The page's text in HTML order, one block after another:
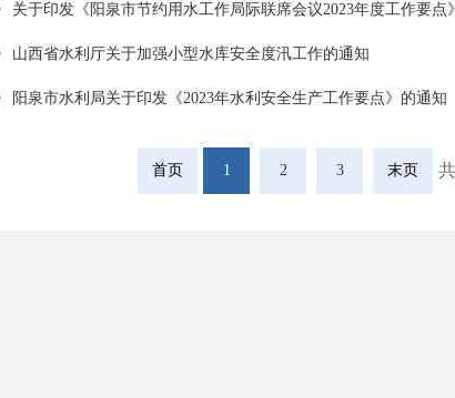
关于印发《阳泉市节约用水工作局际联席会议2023年度工作要点
山西省水利厅关于加强小型水库安全度汛工作的通知
阳泉市水利局关于印发《2023年水利安全生产工作要点》的通知
首页 1 2 3 末页